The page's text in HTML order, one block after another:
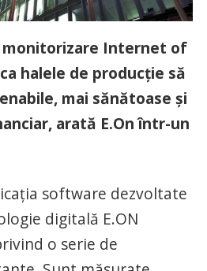
monitorizare Internet of
halele de producție să
mai sănătoase și
arată E.On într-un
software dezvoltate
digitală E.ON
o serie de